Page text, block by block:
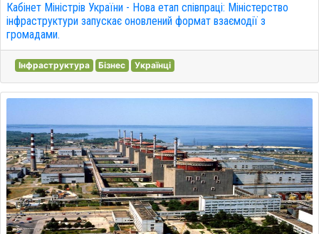
Кабінет Міністрів України - Нова етап співпраці: Міністерство
інфраструктури запускає оновлений формат взаємодії з
громадами.
Інфраструктура Бізнес Українці